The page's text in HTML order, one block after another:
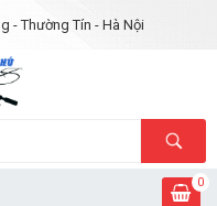
- Thường Tín - Hà Nội
0